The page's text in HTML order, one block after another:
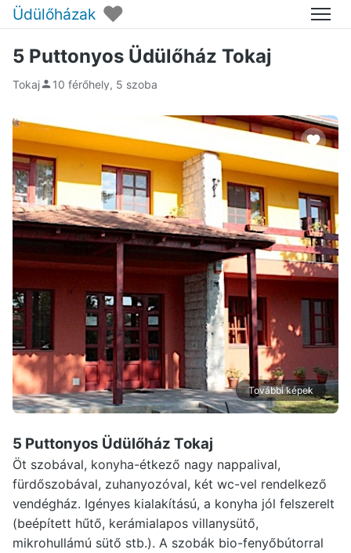
Üdülőházak ♥ Menü
5 Puttonyos Üdülőház Tokaj
Tokaj 10 férőhely, 5 szoba
További képek
5 Puttonyos Üdülőház Tokaj
Öt szobával, konyha-étkező nagy nappalival,
fürdőszobával, zuhanyozóval, két wc-vel rendelkező
vendégház. Igényes kialakítású, a konyha jól felszerelt
(beépített hűtő, kerámialapos villanysütő,
mikrohullámú sütő stb.). A szobák bio-fenyőbútorral